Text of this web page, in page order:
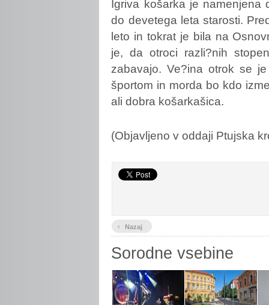
Igriva košarka je namenjena
do devetega leta starosti.
leto in tokrat je bila na
je, da otroci razli?nih
zabavajo. Ve?ina otrok se
športom in morda bo kdo
ali dobra košarkašica.
(Objavljeno v oddaji Ptujska
‹ Nazaj
Sorodne vsebine